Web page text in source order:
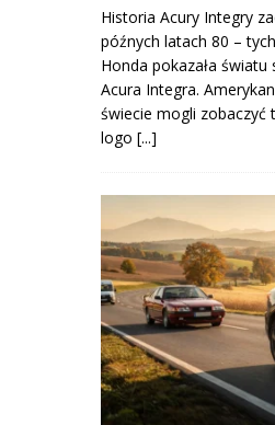
Historia Acury Integry
późnych latach 80 –
Honda pokazała
Acura Integra.
świecie mogli zobaczyć
logo [...]